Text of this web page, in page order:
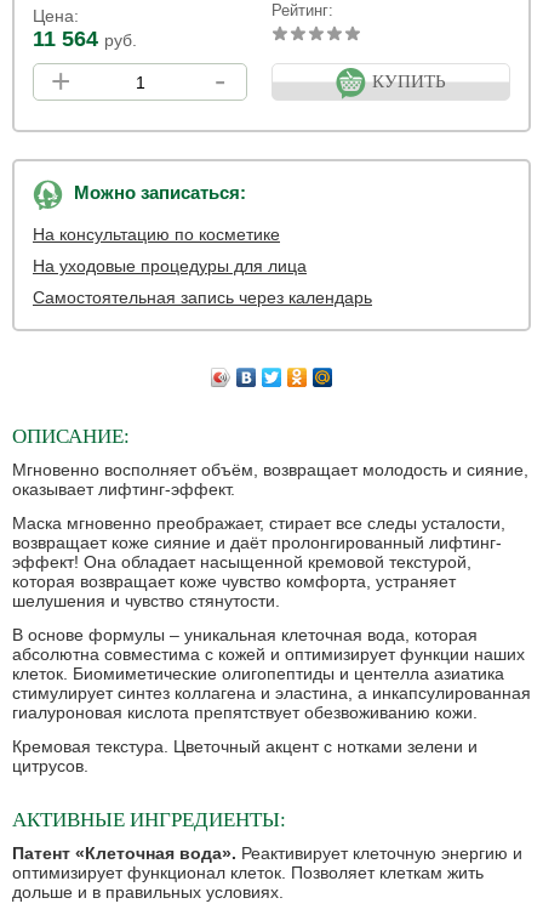
Цена:
11 564 руб.
Рейтинг:
+ - КУПИТЬ
Можно записаться:
На консультацию по косметике
На уходовые процедуры для лица
Самостоятельная запись через календарь
ОПИСАНИЕ:
Мгновенно восполняет объём, возвращает молодость и сияние,
оказывает лифтинг-эффект.
Маска мгновенно преображает, стирает все следы усталости,
возвращает коже сияние и даёт пролонгированный лифтинг-
эффект! Она обладает насыщенной кремовой текстурой,
которая возвращает коже чувство комфорта, устраняет
шелушения и чувство стянутости.
В основе формулы – уникальная клеточная вода, которая
абсолютна совместима с кожей и оптимизирует функции наших
клеток. Биомиметические олигопептиды и центелла азиатика
стимулирует синтез коллагена и эластина, а инкапсулированная
гиалуроновая кислота препятствует обезвоживанию кожи.
Кремовая текстура. Цветочный акцент с нотками зелени и
цитрусов.
АКТИВНЫЕ ИНГРЕДИЕНТЫ:
Патент «Клеточная вода». Реактивирует клеточную энергию и
оптимизирует функционал клеток. Позволяет клеткам жить
дольше и в правильных условиях.